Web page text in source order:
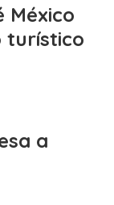
México
turístico
a